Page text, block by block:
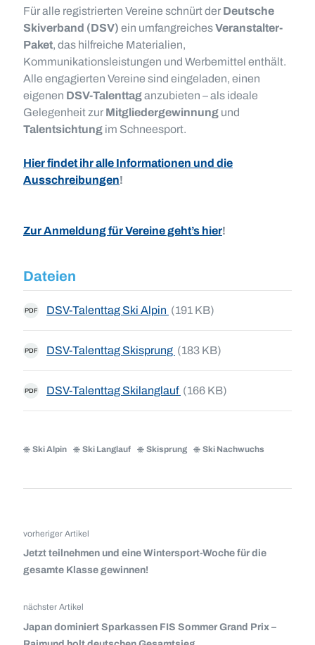
Für alle registrierten Vereine schnürt der Deutsche
Skiverband (DSV) ein umfangreichesVeranstalter-
Paket, das hilfreiche Materialien,
Kommunikationsleistungen und Werbemittel enthält.
Alle engagierten Vereine sind eingeladen, einen
eigenen DSV-Talenttaganzubieten – als ideale
Gelegenheit zur Mitgliedergewinnungund
Talentsichtungim Schneesport.
Hier findet ihr alle Informationen und die
Ausschreibungen!
Zur Anmeldung für Vereine geht’s hier!
Dateien
PDF DSV-Talenttag Ski Alpin (191 KB)
PDF DSV-Talenttag Skisprung (183 KB)
PDF DSV-Talenttag Skilanglauf (166 KB)
Ski Alpin Ski Langlauf Skisprung Ski Nachwuchs
vorheriger Artikel
Jetzt teilnehmen und eine Wintersport-Woche für die
gesamte Klasse gewinnen!
nächster Artikel
Japan dominiert Sparkassen FIS Sommer Grand Prix –